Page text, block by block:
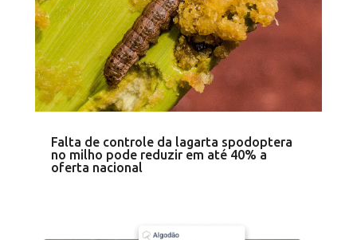
Falta de controle da lagarta spodoptera
no milho pode reduzir em até 40% a
oferta nacional